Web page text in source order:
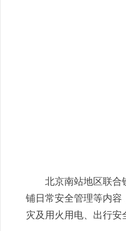
北京南站地区联合铁
铺日常安全管理等内容
灾及用火用电、出行